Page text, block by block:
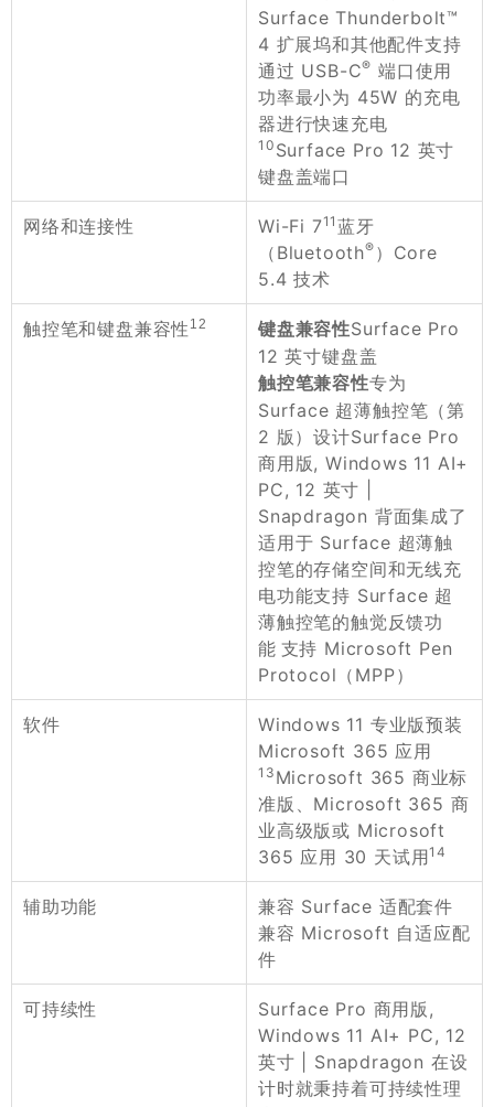
Surface Thunderbolt™
4 扩展坞和其他配件支持
通过 USB-C® 端口使用
功率最小为 45W 的充电
器进行快速充电
10 Surface Pro 12 英寸
键盘盖端口
网络和连接性 Wi-Fi 711蓝牙
（Bluetooth® ）Core
5.4 技术
触控笔和键盘兼容性 12 键盘兼容性Surface Pro
12 英寸键盘盖
触控笔兼容性专为
Surface 超薄触控笔（第
2 版）设计Surface Pro
商用版, Windows 11 AI+
PC, 12 英寸 |
Snapdragon 背面集成了
适用于 Surface 超薄触
控笔的存储空间和无线充
电功能支持 Surface 超
薄触控笔的触觉反馈功
能 支持 Microsoft Pen
Protocol（MPP）
软件
Windows 11 专业版预装
Microsoft 365 应用
13 Microsoft 365 商业标
准版、Microsoft 365 商
业高级版或 Microsoft
365 应用 30 天试用14
辅助功能
兼容 Surface 适配套件
兼容 Microsoft 自适应配
件
可持续性
Surface Pro 商用版,
Windows 11 AI+ PC, 12
英寸 | Snapdragon 在设
计时就秉持着可持续性理